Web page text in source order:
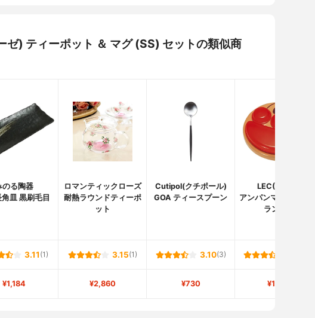
ゼ) ティーポット ＆ マグ (SS) セットの類似商
のる陶器
皿 黒刷毛目
ロマンティックローズ
耐熱ラウンドティーポ
ット
Cutipol(クチポール)
GOA ティースプーン
LEC(レック)
アンパンマン フェイス
ランチ皿
3.11 (1) 3.15(1) 3.10(3)
¥1,184 ¥2,860 ¥730 ¥1,180